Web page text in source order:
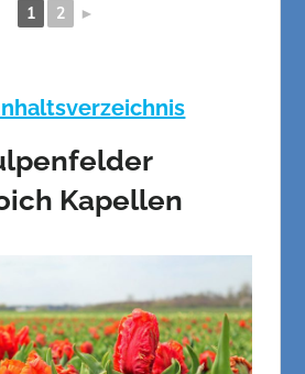
1 2 ►
Kapellen